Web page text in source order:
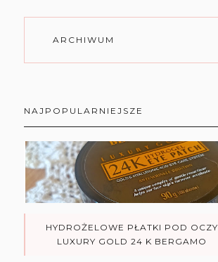
ARCHIWUM
NAJPOPULARNIEJSZE
HYDROŻELOWE PŁATKI POD OCZY
LUXURY GOLD 24 K BERGAMO